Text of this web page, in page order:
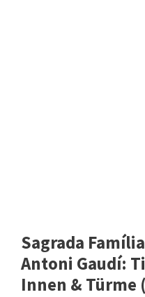
Sagrada
Antoni Gaudí:
Innen & Türme